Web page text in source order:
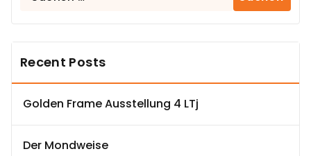
Recent Posts
Golden Frame Ausstellung 4 LTj
Der Mondweise